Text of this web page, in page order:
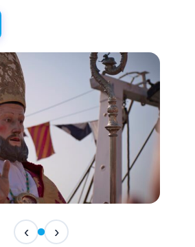
programma delle feste
‹ ›